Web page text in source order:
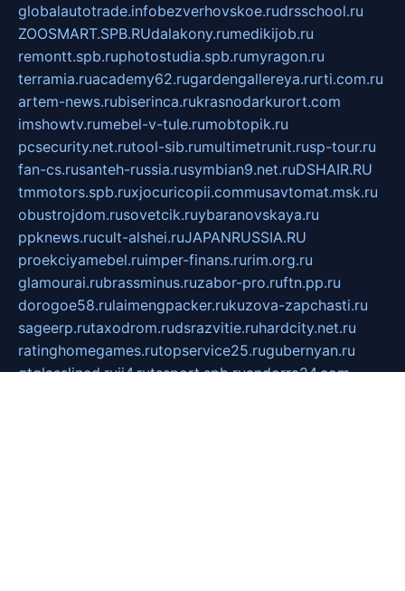
globalautotrade.infobezverhovskoe.rudrsschool.ru
ZOOSMART.SPB.RUdalakony.rumedikijob.ru
remontt.spb.ruphotostudia.spb.rumyragon.ru
terramia.ruacademy62.rugardengallereya.rurti.com.ru
artem-news.rubiserinca.rukrasnodarkurort.com
imshowtv.rumebel-v-tule.rumobtopik.ru
pcsecurity.net.rutool-sib.rumultimetrunit.rusp-tour.ru
fan-cs.rusanteh-russia.rusymbian9.net.ruDSHAIR.RU
tmmotors.spb.ruxjocuricopii.commusavtomat.msk.ru
obustrojdom.rusovetcik.ruybaranovskaya.ru
ppknews.rucult-alshei.ruJAPANRUSSIA.RU
proekciyamebel.ruimper-finans.rurim.org.ru
glamourai.rubrassminus.ruzabor-pro.ruftn.pp.ru
dorogoe58.rulaimengpacker.rukuzova-zapchasti.ru
sageerp.rutaxodrom.rudsrazvitie.ruhardcity.net.ru
ratinghomegames.rutopservice25.rugubernyan.ru
gtglasslined.ruii4.rutssport.spb.ruandorra24.com